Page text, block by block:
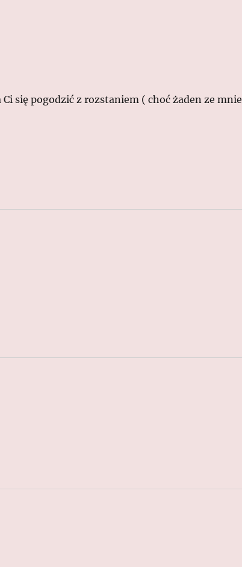
się pogodzić z rozstaniem ( choć żaden ze mnie